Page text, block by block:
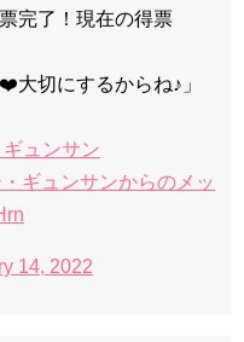
完了！現在の得票
大切にするからね♪」
ュンサン
ギュンサンからのメッ
14, 2022